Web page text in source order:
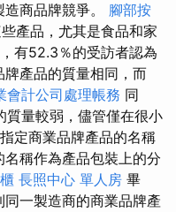
商品牌競爭。 腳部按
產品，尤其是食品和家
有52.3％的受訪者認為
產品的質量相同，而
會計公司處理帳務 同
量較弱，儘管僅在很小
定商業品牌產品的名稱
稱作為產品包裝上的分
長照中心 單人房 畢
一製造商的商業品牌產